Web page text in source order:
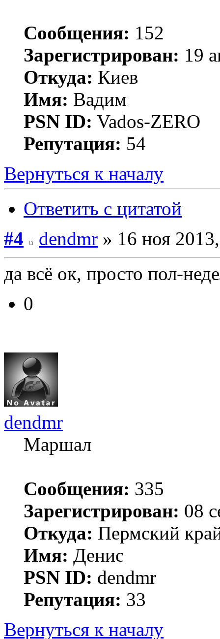
Сообщения: 152
Зарегистрирован: 19
Откуда: Киев
Имя: Вадим
PSN ID: Vados-ZERO
Репутация: 54
Вернуться к началу
Ответить с цитатой
#4
dendmr » 16 ноя
да всё ок, просто пол-
0
dendmr
Маршал
Сообщения: 335
Зарегистрирован: 08
Откуда: Пермский
Имя: Денис
PSN ID: dendmr
Репутация: 33
Вернуться к началу